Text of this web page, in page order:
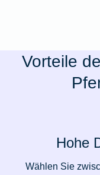
Vorteile
Hohe
Wählen Sie